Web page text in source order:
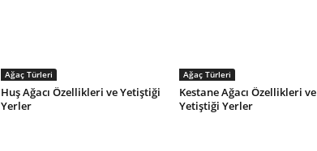
Ağaç Türleri
Huş Ağacı Özellikleri ve Yetiştiği
Yerler
Ağaç Türleri
Kestane Ağacı Özellikleri ve
Yetiştiği Yerler